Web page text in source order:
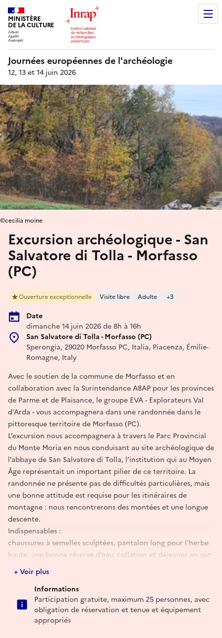
MINISTÈRE
DE LA CULTURE
Journées européennes de l'archéologie
12, 13 et 14 juin 2026
Excursion archéologique - San
Salvatore di Tolla - Morfasso
(PC)
Ouverture exceptionnelle Visite libre Adulte +3
Date
dimanche 14 juin 2026 de 8h à 16h
San Salvatore di Tolla - Morfasso (PC)
Sperongia, 29020 Morfasso PC, Italia, Piacenza, Émilie-
Romagne, Italy
©cecilia moine
Avec le soutien de la commune de Morfasso et en
collaboration avec la Surintendance ABAP pour les provinces
de Parme et de Plaisance, le groupe EVA - Explorateurs Val
d’Arda - vous accompagnera dans une randonnée dans le
pittoresque territoire de Morfasso (PC).
L’excursion nous accompagnera à travers le Parc Provincial
du Monte Moria en nous conduisant au site archéologique de
l’abbaye de San Salvatore di Tolla, l’institution qui au Moyen
Âge représentait un important pilier de ce territoire. La
randonnée ne présente pas de difficultés particulières, mais
une bonne attitude est requise pour les itinéraires de
montagne : nous rencontrerons des montées et une longue
descente.
Indispensables :
chaussures à semelles sculptées, pantalon long pour l’herbe
haute, une bonne réserve d’eau, collation et déjeuner en sac
Point de rencontre : Pizzeria il Ranch di Morfasso (PC)
Heure de rendez-vous : 8h00 - Fin de l’événement : vers 16h00
Parcours : 15 km - 700 m de dénivelé
Réservation obligatoire :
escursionieva@gmail.com
info@piacemilia.it
+ Voir plus
Informations
Participation gratuite, maximum 25 personnes, avec
obligation de réservation et tenue et équipement
appropriés